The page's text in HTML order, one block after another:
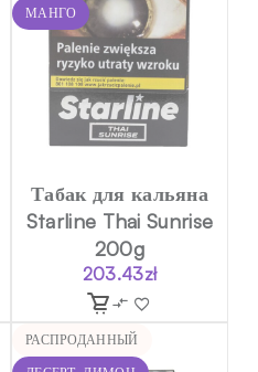
МАНГО
Табак для кальяна
Starline Thai Sunrise
200g
203.43zł
РАСПРОДАННЫЙ